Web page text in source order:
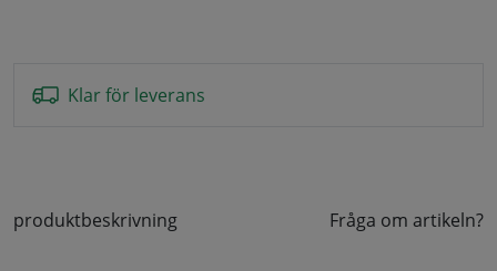
Klar för leverans
produktbeskrivning Fråga om artikeln?